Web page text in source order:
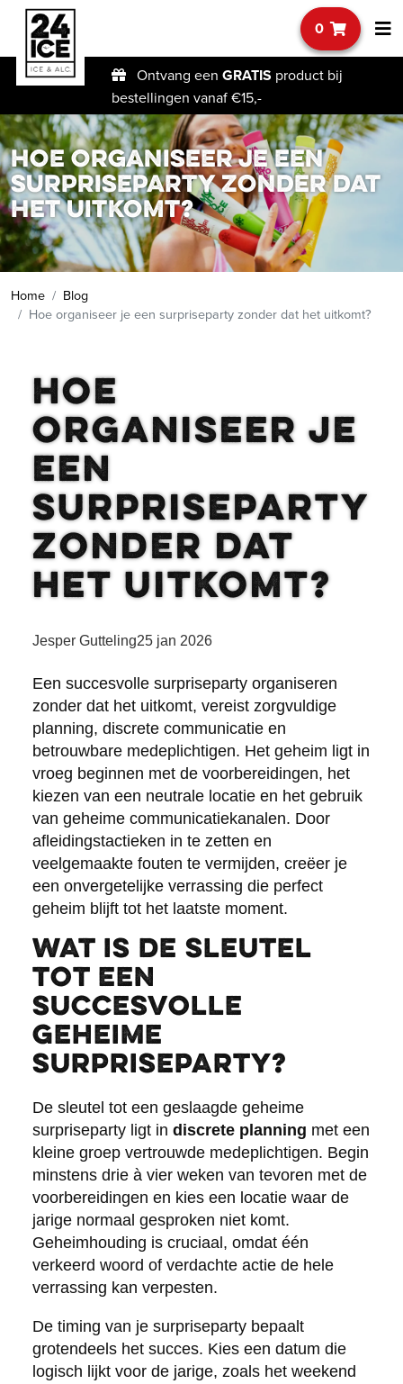
0
Ontvang een GRATIS product bij
bestellingen vanaf €15,-
Hoe organiseer je een
surpriseparty zonder dat
het uitkomt?
Home
Blog
Hoe organiseer je een surpriseparty zonder dat het uitkomt?
Hoe
organiseer je
een
surpriseparty
zonder dat
het uitkomt?
Posted
Jesper Gutteling25 jan 2026
Een succesvolle surpriseparty organiseren
zonder dat het uitkomt, vereist zorgvuldige
planning, discrete communicatie en
betrouwbare medeplichtigen. Het geheim ligt in
vroeg beginnen met de voorbereidingen, het
kiezen van een neutrale locatie en het gebruik
van geheime communicatiekanalen. Door
afleidingstactieken in te zetten en
veelgemaakte fouten te vermijden, creëer je
een onvergetelijke verrassing die perfect
geheim blijft tot het laatste moment.
Wat is de sleutel
tot een
succesvolle
geheime
surpriseparty?
De sleutel tot een geslaagde geheime
surpriseparty ligt in discrete planning met een
kleine groep vertrouwde medeplichtigen. Begin
minstens drie à vier weken van tevoren met de
voorbereidingen en kies een locatie waar de
jarige normaal gesproken niet komt.
Geheimhouding is cruciaal, omdat één
verkeerd woord of verdachte actie de hele
verrassing kan verpesten.
De timing van je surpriseparty bepaalt
grotendeels het succes. Kies een datum die
logisch lijkt voor de jarige, zoals het weekend